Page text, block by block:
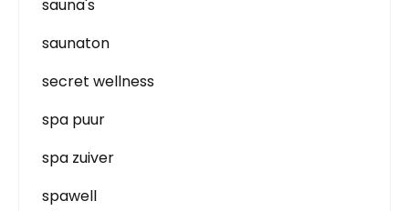
sauna's
saunaton
secret wellness
spa puur
spa zuiver
spawell